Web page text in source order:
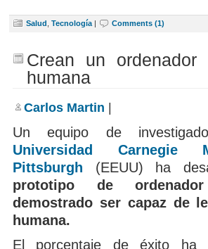
Salud Tecnología | Comments (1)
Crean un
humana
Carlos Martin
Un equipo de
Universidad Carnegie
Pittsburgh (EEUU) ha
prototipo de
demostrado ser capaz de
humana.
El porcentaje de éxito ha